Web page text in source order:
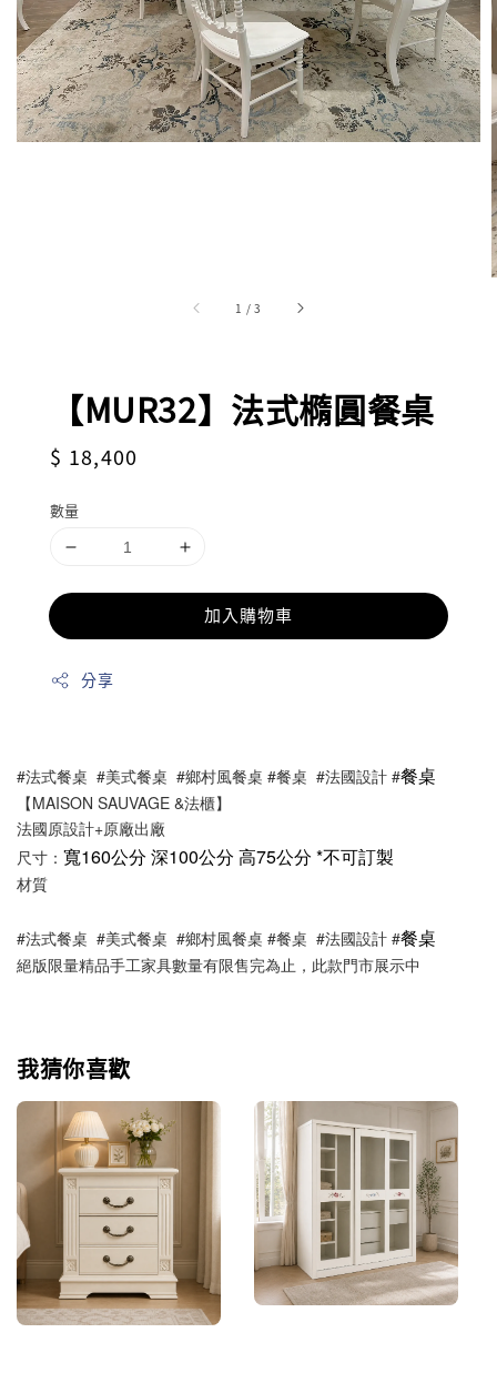
1 /3
【MUR32】法式橢圓餐桌
Regular
$ 18,400
數量
加入購物車
分享
#法式餐桌  #美式餐桌  #鄉村風餐桌 #餐桌  #法國設計 #餐桌
【MAISON SAUVAGE &法櫃】
法國原設計+原廠出廠
尺寸： 寬160公分 深100公分 高75公分 *不可訂製
材質
#法式餐桌  #美式餐桌  #鄉村風餐桌 #餐桌  #法國設計 #餐桌
絕版限量精品手工家具數量有限售完為止，此款門市展示中
我猜你喜歡